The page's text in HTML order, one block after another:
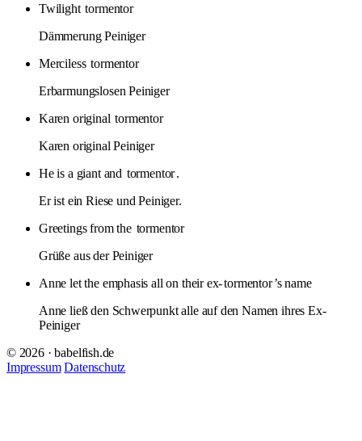
Twilight tormentor
Dämmerung Peiniger
Merciless tormentor
Erbarmungslosen Peiniger
Karen original tormentor
Karen original Peiniger
He is a giant and tormentor.
Er ist ein Riese und Peiniger.
Greetings from the tormentor
Grüße aus der Peiniger
Anne let the emphasis all on their ex-tormentor’s name
Anne ließ den Schwerpunkt alle auf den Namen ihres Ex-
Peiniger
© 2026 · babelfish.de
Impressum Datenschutz